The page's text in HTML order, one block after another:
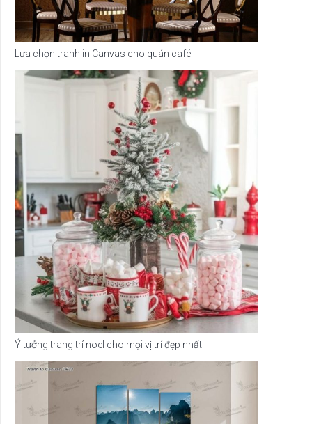
Lựa chọn tranh in Canvas cho quán café
Ý tưởng trang trí noel cho mọi vị trí đẹp nhất